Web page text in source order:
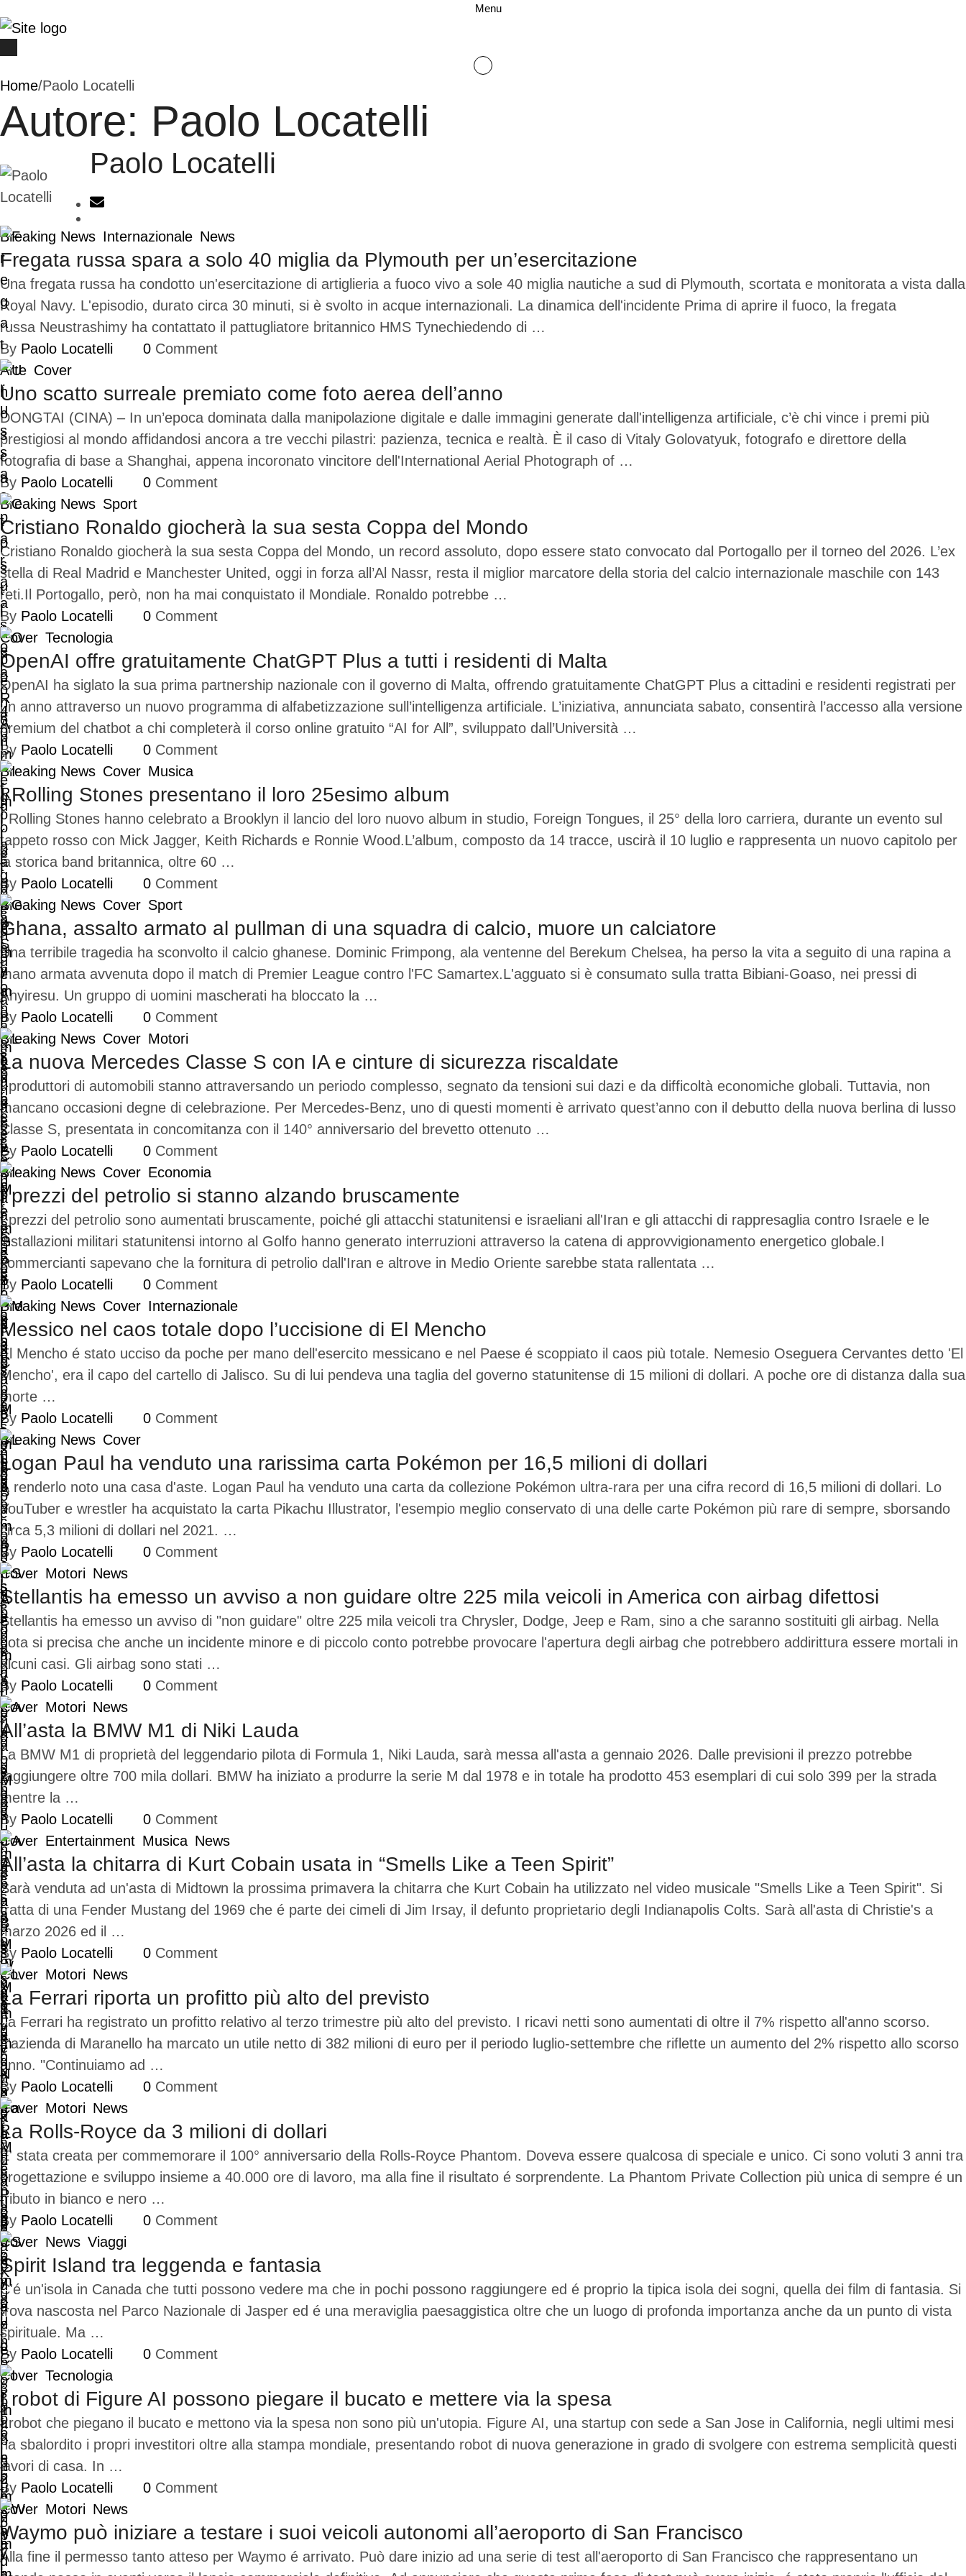
Menu
Home/Paolo Locatelli
Autore: Paolo Locatelli
Paolo Locatelli
Breaking News Internazionale News
Fregata russa spara a solo 40 miglia da Plymouth per un’esercitazione
Una fregata russa ha condotto un'esercitazione di artiglieria a fuoco vivo a sole 40 miglia nautiche a sud di Plymouth, scortata e monitorata a vista dalla
Royal Navy. L'episodio, durato circa 30 minuti, si è svolto in acque internazionali. La dinamica dell'incidente Prima di aprire il fuoco, la fregata
russa Neustrashimy ha contattato il pattugliatore britannico HMS Tynechiedendo di …
By Paolo Locatelli 0 Comment
Arte Cover
Uno scatto surreale premiato come foto aerea dell’anno
DONGTAI (CINA) – In un’epoca dominata dalla manipolazione digitale e dalle immagini generate dall'intelligenza artificiale, c’è chi vince i premi più
prestigiosi al mondo affidandosi ancora a tre vecchi pilastri: pazienza, tecnica e realtà. È il caso di Vitaly Golovatyuk, fotografo e direttore della
fotografia di base a Shanghai, appena incoronato vincitore dell'International Aerial Photograph of …
By Paolo Locatelli 0 Comment
Breaking News Sport
Cristiano Ronaldo giocherà la sua sesta Coppa del Mondo
Cristiano Ronaldo giocherà la sua sesta Coppa del Mondo, un record assoluto, dopo essere stato convocato dal Portogallo per il torneo del 2026. L’ex
stella di Real Madrid e Manchester United, oggi in forza all’Al Nassr, resta il miglior marcatore della storia del calcio internazionale maschile con 143
reti.Il Portogallo, però, non ha mai conquistato il Mondiale. Ronaldo potrebbe …
By Paolo Locatelli 0 Comment
Cover Tecnologia
OpenAI offre gratuitamente ChatGPT Plus a tutti i residenti di Malta
OpenAI ha siglato la sua prima partnership nazionale con il governo di Malta, offrendo gratuitamente ChatGPT Plus a cittadini e residenti registrati per
un anno attraverso un nuovo programma di alfabetizzazione sull’intelligenza artificiale. L’iniziativa, annunciata sabato, consentirà l’accesso alla versione
premium del chatbot a chi completerà il corso online gratuito “AI for All”, sviluppato dall’Università …
By Paolo Locatelli 0 Comment
Breaking News Cover Musica
I Rolling Stones presentano il loro 25esimo album
I Rolling Stones hanno celebrato a Brooklyn il lancio del loro nuovo album in studio, Foreign Tongues, il 25° della loro carriera, durante un evento sul
tappeto rosso con Mick Jagger, Keith Richards e Ronnie Wood.L’album, composto da 14 tracce, uscirà il 10 luglio e rappresenta un nuovo capitolo per
la storica band britannica, oltre 60 …
By Paolo Locatelli 0 Comment
Breaking News Cover Sport
Ghana, assalto armato al pullman di una squadra di calcio, muore un calciatore
Una terribile tragedia ha sconvolto il calcio ghanese. Dominic Frimpong, ala ventenne del Berekum Chelsea, ha perso la vita a seguito di una rapina a
mano armata avvenuta dopo il match di Premier League contro l'FC Samartex.L'agguato si è consumato sulla tratta Bibiani-Goaso, nei pressi di
Ahyiresu. Un gruppo di uomini mascherati ha bloccato la …
By Paolo Locatelli 0 Comment
Breaking News Cover Motori
La nuova Mercedes Classe S con IA e cinture di sicurezza riscaldate
I produttori di automobili stanno attraversando un periodo complesso, segnato da tensioni sui dazi e da difficoltà economiche globali. Tuttavia, non
mancano occasioni degne di celebrazione. Per Mercedes-Benz, uno di questi momenti è arrivato quest’anno con il debutto della nuova berlina di lusso
Classe S, presentata in concomitanza con il 140° anniversario del brevetto ottenuto …
By Paolo Locatelli 0 Comment
Breaking News Cover Economia
I prezzi del petrolio si stanno alzando bruscamente
I prezzi del petrolio sono aumentati bruscamente, poiché gli attacchi statunitensi e israeliani all'Iran e gli attacchi di rappresaglia contro Israele e le
installazioni militari statunitensi intorno al Golfo hanno generato interruzioni attraverso la catena di approvvigionamento energetico globale.I
commercianti sapevano che la fornitura di petrolio dall'Iran e altrove in Medio Oriente sarebbe stata rallentata …
By Paolo Locatelli 0 Comment
Breaking News Cover Internazionale
Messico nel caos totale dopo l’uccisione di El Mencho
El Mencho é stato ucciso da poche per mano dell'esercito messicano e nel Paese é scoppiato il caos più totale. Nemesio Oseguera Cervantes detto 'El
Mencho', era il capo del cartello di Jalisco. Su di lui pendeva una taglia del governo statunitense di 15 milioni di dollari. A poche ore di distanza dalla sua
morte …
By Paolo Locatelli 0 Comment
Breaking News Cover
Logan Paul ha venduto una rarissima carta Pokémon per 16,5 milioni di dollari
A renderlo noto una casa d'aste. Logan Paul ha venduto una carta da collezione Pokémon ultra-rara per una cifra record di 16,5 milioni di dollari. Lo
YouTuber e wrestler ha acquistato la carta Pikachu Illustrator, l'esempio meglio conservato di una delle carte Pokémon più rare di sempre, sborsando
circa 5,3 milioni di dollari nel 2021. …
By Paolo Locatelli 0 Comment
Cover Motori News
Stellantis ha emesso un avviso a non guidare oltre 225 mila veicoli in America con airbag difettosi
Stellantis ha emesso un avviso di "non guidare" oltre 225 mila veicoli tra Chrysler, Dodge, Jeep e Ram, sino a che saranno sostituiti gli airbag. Nella
nota si precisa che anche un incidente minore e di piccolo conto potrebbe provocare l'apertura degli airbag che potrebbero addirittura essere mortali in
alcuni casi. Gli airbag sono stati …
By Paolo Locatelli 0 Comment
Cover Motori News
All’asta la BMW M1 di Niki Lauda
La BMW M1 di proprietà del leggendario pilota di Formula 1, Niki Lauda, sarà messa all'asta a gennaio 2026. Dalle previsioni il prezzo potrebbe
raggiungere oltre 700 mila dollari. BMW ha iniziato a produrre la serie M dal 1978 e in totale ha prodotto 453 esemplari di cui solo 399 per la strada
mentre la …
By Paolo Locatelli 0 Comment
Cover Entertainment Musica News
All’asta la chitarra di Kurt Cobain usata in “Smells Like a Teen Spirit”
Sarà venduta ad un'asta di Midtown la prossima primavera la chitarra che Kurt Cobain ha utilizzato nel video musicale "Smells Like a Teen Spirit". Si
tratta di una Fender Mustang del 1969 che é parte dei cimeli di Jim Irsay, il defunto proprietario degli Indianapolis Colts. Sarà all'asta di Christie's a
marzo 2026 ed il …
By Paolo Locatelli 0 Comment
Cover Motori News
La Ferrari riporta un profitto più alto del previsto
La Ferrari ha registrato un profitto relativo al terzo trimestre più alto del previsto. I ricavi netti sono aumentati di oltre il 7% rispetto all'anno scorso.
L'azienda di Maranello ha marcato un utile netto di 382 milioni di euro per il periodo luglio-settembre che riflette un aumento del 2% rispetto allo scorso
anno. "Continuiamo ad …
By Paolo Locatelli 0 Comment
Cover Motori News
La Rolls-Royce da 3 milioni di dollari
E' stata creata per commemorare il 100° anniversario della Rolls-Royce Phantom. Doveva essere qualcosa di speciale e unico. Ci sono voluti 3 anni tra
progettazione e sviluppo insieme a 40.000 ore di lavoro, ma alla fine il risultato é sorprendente. La Phantom Private Collection più unica di sempre é un
tributo in bianco e nero …
By Paolo Locatelli 0 Comment
Cover News Viaggi
Spirit Island tra leggenda e fantasia
C'é un'isola in Canada che tutti possono vedere ma che in pochi possono raggiungere ed é proprio la tipica isola dei sogni, quella dei film di fantasia. Si
trova nascosta nel Parco Nazionale di Jasper ed é una meraviglia paesaggistica oltre che un luogo di profonda importanza anche da un punto di vista
spirituale. Ma …
By Paolo Locatelli 0 Comment
Cover Tecnologia
I robot di Figure AI possono piegare il bucato e mettere via la spesa
I robot che piegano il bucato e mettono via la spesa non sono più un'utopia. Figure AI, una startup con sede a San Jose in California, negli ultimi mesi
ha sbalordito i propri investitori oltre alla stampa mondiale, presentando robot di nuova generazione in grado di svolgere con estrema semplicità questi
lavori di casa. In …
By Paolo Locatelli 0 Comment
Cover Motori News
Waymo può iniziare a testare i suoi veicoli autonomi all’aeroporto di San Francisco
Alla fine il permesso tanto atteso per Waymo é arrivato. Può dare inizio ad una serie di test all'aeroporto di San Francisco che rappresentano un